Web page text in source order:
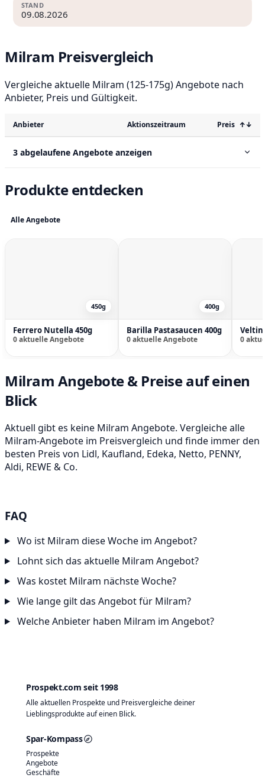
STAND
09.08.2026
Milram Preisvergleich
Vergleiche aktuelle Milram (125-175g) Angebote nach
Anbieter, Preis und Gültigkeit.
Anbieter Aktionszeitraum Preis ↑↓
3 abgelaufene Angebote anzeigen
Produkte entdecken
Alle Angebote
450g
Ferrero Nutella 450g
0 aktuelle Angebote
400g
Barilla Pastasaucen 400g
0 aktuelle Angebote 0
Milram Angebote & Preise auf einen
Blick
Aktuell gibt es keine Milram Angebote. Vergleiche alle
Milram-Angebote im Preisvergleich und finde immer den
besten Preis von Lidl, Kaufland, Edeka, Netto, PENNY,
Aldi, REWE & Co.
FAQ
Wo ist Milram diese Woche im Angebot?
Lohnt sich das aktuelle Milram Angebot?
Was kostet Milram nächste Woche?
Wie lange gilt das Angebot für Milram?
Welche Anbieter haben Milram im Angebot?
Prospekt.com seit 1998
Alle aktuellen Prospekte und Preisvergleiche deiner
Lieblingsprodukte auf einen Blick.
Spar-Kompass
Prospekte
Angebote
Geschäfte